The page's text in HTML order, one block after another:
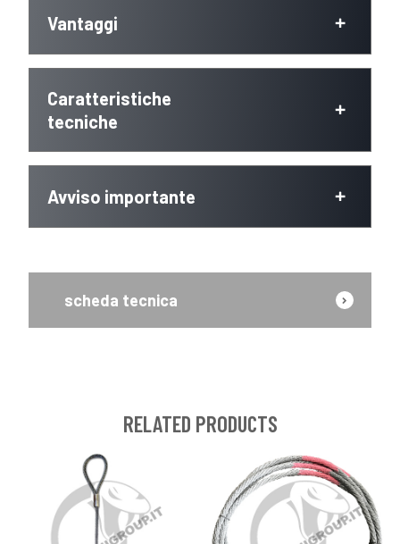
Vantaggi
Caratteristiche
tecniche
Avviso importante
scheda tecnica
RELATED PRODUCTS